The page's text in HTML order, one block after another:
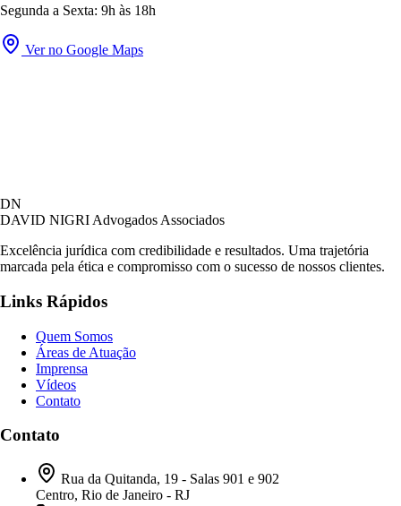
Segunda a Sexta: 9h às 18h
Ver no Google Maps
DN
DAVID NIGRI Advogados Associados
Excelência jurídica com credibilidade e resultados. Uma trajetória
marcada pela ética e compromisso com o sucesso de nossos clientes.
Links Rápidos
Quem Somos
Áreas de Atuação
Imprensa
Vídeos
Contato
Contato
Rua da Quitanda, 19 - Salas 901 e 902
Centro, Rio de Janeiro - RJ